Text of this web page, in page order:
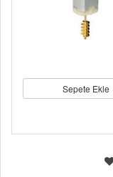
Sepete Ekle